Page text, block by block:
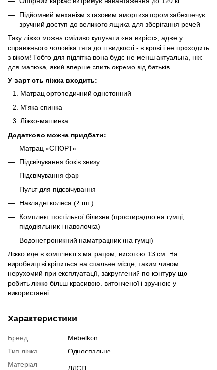
Підйомний механізм з газовим амортизатором забезпечує
зручний доступ до великого ящика для зберігання речей.
Таку ліжко можна сміливо купувати «на виріст», адже у
справжнього чоловіка тяга до швидкості - в крові і не проходить
з віком! Тобто для підлітка вона буде не менш актуальна, ніж
для малюка, який вперше спить окремо від батьків.
У вартість ліжка входить:
Матрац ортопедичний однотонний
М'яка спинка
Ліжко-машинка
Додатково можна придбати:
Матрац «СПОРТ»
Підсвічування боків знизу
Підсвічування фар
Пульт для підсвічування
Накладні колеса (2 шт.)
Комплект постільної білизни (простирадло на гумці,
підодіяльник і наволочка)
Водонепроникний наматрацник (на гумці)
Ліжко йде в комплекті з матрацом, висотою 13 см. На
виробництві кріпиться на спальне місце, таким чином
нерухомий при експлуатації, закруглений по контуру що
робить ліжко більш красивою, витонченої і зручною у
використанні.
Характеристики
Бренд
Mebelkon
Тип ліжка
Односпальне
Матеріал
ЛДСП